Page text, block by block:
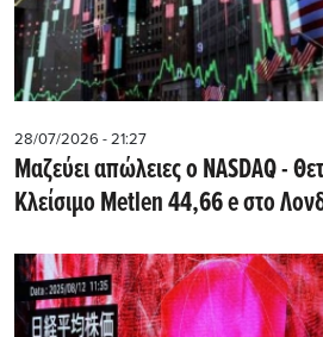
28/07/2026 - 21:27
Μαζεύει απώλειες ο NASDAQ -
Kλείσιμο Metlen 44,66 e στο